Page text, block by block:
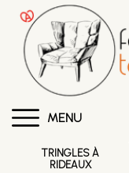
MENU
TRINGLES À
RIDEAUX